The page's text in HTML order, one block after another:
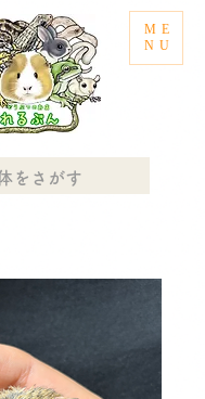
ME
NU